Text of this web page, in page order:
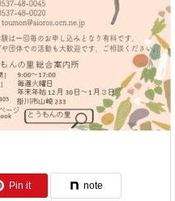
Pin it note